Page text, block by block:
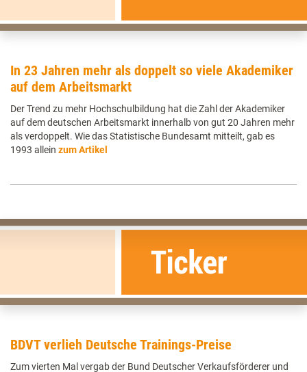
In 23 Jahren mehr als doppelt so viele Akademiker
auf dem Arbeitsmarkt
Der Trend zu mehr Hochschulbildung hat die Zahl der Akademiker
auf dem deutschen Arbeitsmarkt innerhalb von gut 20 Jahren mehr
als verdoppelt. Wie das Statistische Bundesamt mitteilt, gab es
1993 allein zum Artikel
BDVT verlieh Deutsche Trainings-Preise
Zum vierten Mal vergab der Bund Deutscher Verkaufsförderer und